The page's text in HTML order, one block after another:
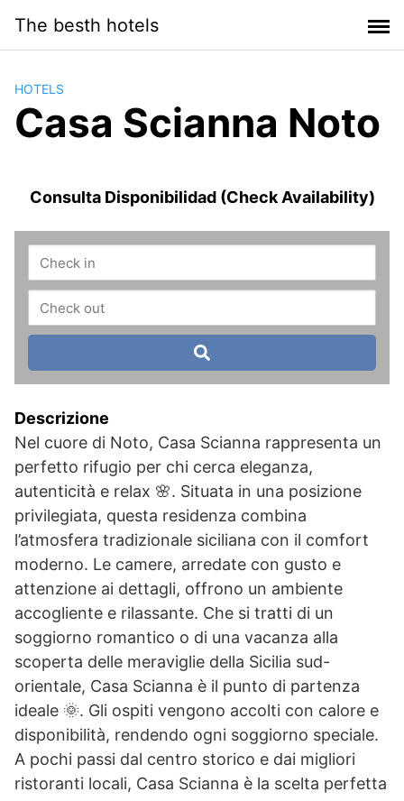
contenido
The besth hotels
HOTELS
Casa Scianna Noto
Consulta Disponibilidad (Check Availability)
Descrizione
Nel cuore di Noto, Casa Scianna rappresenta un
perfetto rifugio per chi cerca eleganza,
autenticità e relax 🌸. Situata in una posizione
privilegiata, questa residenza combina
l’atmosfera tradizionale siciliana con il comfort
moderno. Le camere, arredate con gusto e
attenzione ai dettagli, offrono un ambiente
accogliente e rilassante. Che si tratti di un
soggiorno romantico o di una vacanza alla
scoperta delle meraviglie della Sicilia sud-
orientale, Casa Scianna è il punto di partenza
ideale 🌞. Gli ospiti vengono accolti con calore e
disponibilità, rendendo ogni soggiorno speciale.
A pochi passi dal centro storico e dai migliori
ristoranti locali, Casa Scianna è la scelta perfetta